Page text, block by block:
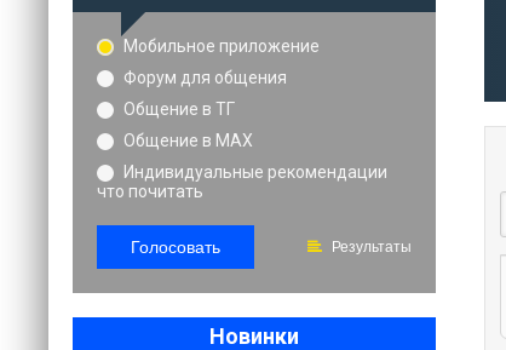
Мобильное приложение
Форум для общения
Общение в ТГ
Общение в MAX
Индивидуальные рекомендации
что почитать
Голосовать Результаты
Новинки